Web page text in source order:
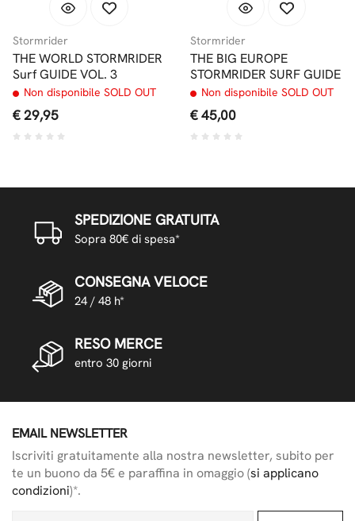
Stormrider
THE WORLD STORMRIDER
Surf GUIDE VOL. 3
Non disponibile SOLD OUT
€ 29,95
Stormrider
THE BIG EUROPE
STORMRIDER SURF GUIDE
Non disponibile SOLD OUT
€ 45,00
SPEDIZIONE GRATUITA
Sopra 80€ di spesa*
CONSEGNA VELOCE
24 / 48 h*
RESO MERCE
entro 30 giorni
EMAIL NEWSLETTER
Iscriviti gratuitamente alla nostra newsletter, subito per
te un buono da 5€ e paraffina in omaggio (si applicano
condizioni)*.